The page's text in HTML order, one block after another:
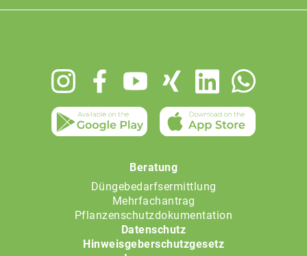
Beratung
Düngebedarfsermittlung
Mehrfachantrag
Pflanzenschutzdokumentation
Datenschutz
Hinweisgeberschutzgesetz